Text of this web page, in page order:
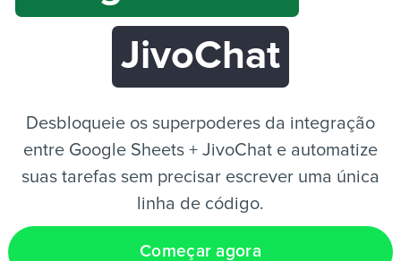
PT
JivoChat
Desbloqueie os superpoderes da integração
entre Google Sheets + JivoChat e automatize
suas tarefas sem precisar escrever uma única
linha de código.
Começar agora